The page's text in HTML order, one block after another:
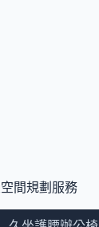
間規劃服務